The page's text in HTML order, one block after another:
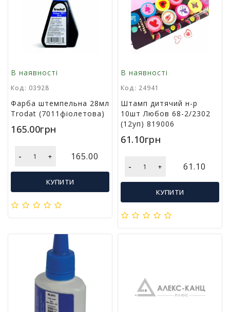
а
р
д
о
с
а
Т
о
в
р
В наявності
Код: 03928
Фарба штемпельна 28мл
Trodat (7011фіолетова)
165.00грн
- + 165.00
КУПИТИ
В наявності
Код: 24941
Штамп дитячий н-р
10шт Любов 68-2/2302
(12уп) 819006
61.10грн
- + 61.10
КУПИТИ